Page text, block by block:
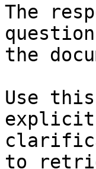
The
the
Use